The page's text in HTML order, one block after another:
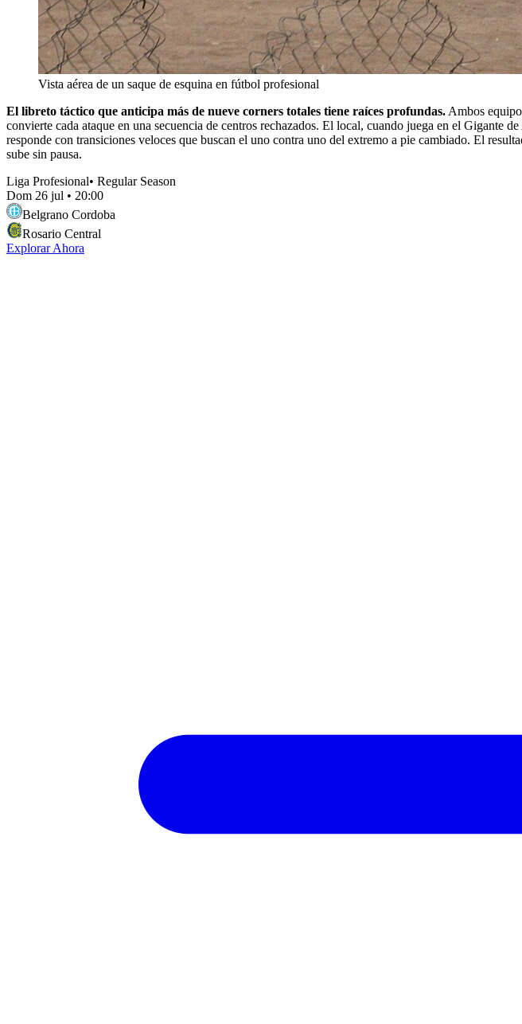
Vista aérea de un saque de esquina en fútbol profesional
El libreto táctico que anticipa más de nueve corners totales tiene raíces profundas. Ambos
convierte cada ataque en una secuencia de centros rechazados. El local, cuando juega en el Gigante
responde con transiciones veloces que buscan el uno contra uno del extremo a pie cambiado. El
sube sin pausa.
Liga Profesional• Regular Season
Dom 26 jul • 20:00
Belgrano Cordoba
Rosario Central
Explorar Ahora